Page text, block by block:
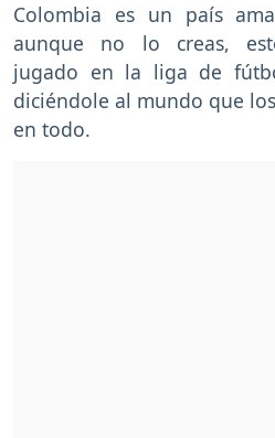
Colombia es un país
aunque no lo creas,
jugado en la liga de
diciéndole al mundo que
en todo.